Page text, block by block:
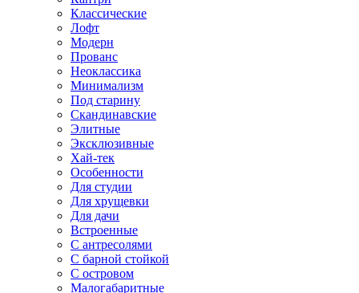
Классические
Лофт
Модерн
Прованс
Неоклассика
Минимализм
Под старину
Скандинавские
Элитные
Эксклюзивные
Хай-тек
Особенности
Для студии
Для хрущевки
Для дачи
Встроенные
С антресолями
С барной стойкой
С островом
Малогабаритные